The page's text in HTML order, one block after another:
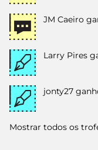
JM Caeiro
Larry Pires
jonty27
Mostrar todos os